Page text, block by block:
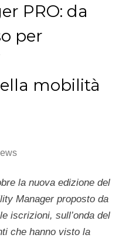
PRO: da
per
mobilità
la nuova edizione del
Manager proposto da
iscrizioni, sull’onda del
che hanno visto la